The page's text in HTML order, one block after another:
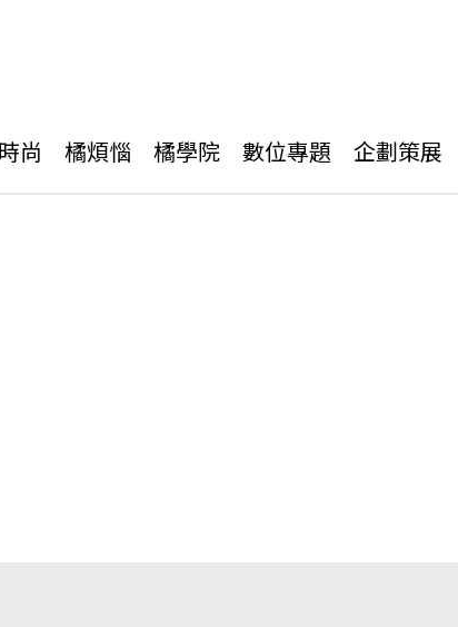
尚 橘煩惱 橘學院 數位專題 企劃策展